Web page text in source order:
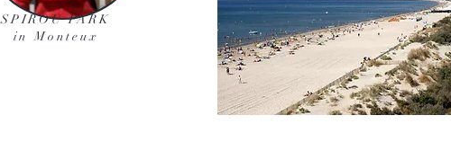
SPIROU PARK
in Monteux